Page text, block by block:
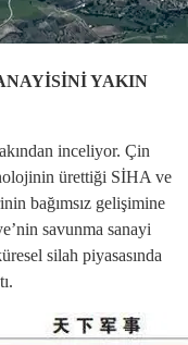
YAKIN
inceliyor. Çin
ürettiği SİHA ve
bağımsız gelişimine
savunma sanayi
silah piyasasında